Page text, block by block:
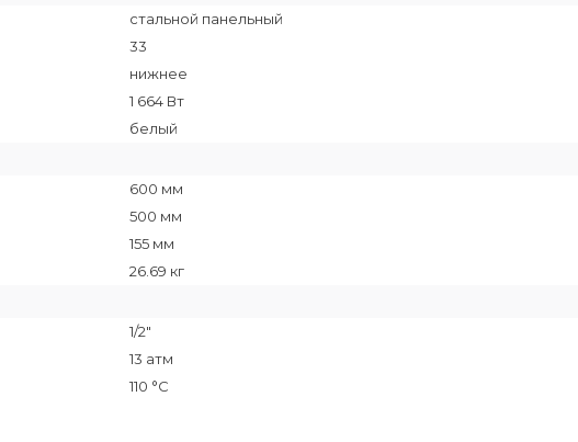
стальной панельный
33
нижнее
1 664 Вт
белый
600 мм
500 мм
155 мм
26.69 кг
1/2"
13 атм
110 °C